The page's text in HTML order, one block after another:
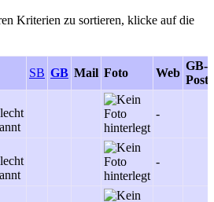
Kriterien zu sortieren, klicke auf die
SB GB Mail Foto Web
GB-
Posts
-
-